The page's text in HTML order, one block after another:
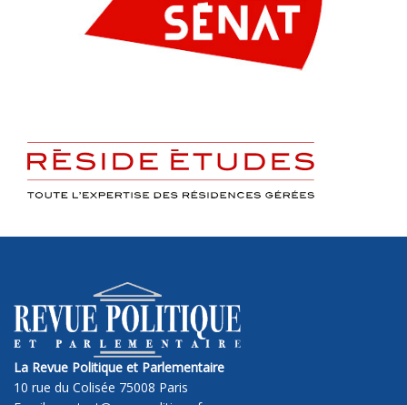
La Revue Politique et Parlementaire
10 rue du Colisée 75008 Paris